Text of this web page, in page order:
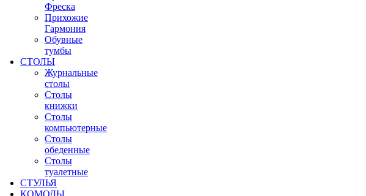
Фреска
Прихожие
Гармония
Обувные
тумбы
СТОЛЫ
Журнальные
столы
Столы
книжки
Столы
компьютерные
Столы
обеденные
Столы
туалетные
СТУЛЬЯ
КОМОДЫ